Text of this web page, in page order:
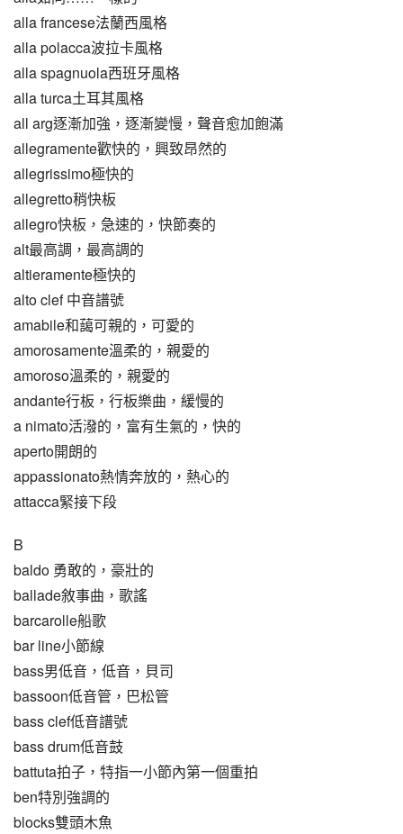
alla francese法蘭西風格
alla polacca波拉卡風格
alla spagnuola西班牙風格
alla turca土耳其風格
all arg逐漸加強，逐漸變慢，聲音愈加飽滿
allegramente歡快的，興致昂然的
allegrissimo極快的
allegretto稍快板
allegro快板，急速的，快節奏的
alt最高調，最高調的
altieramente極快的
alto clef 中音譜號
amabile和藹可親的，可愛的
amorosamente溫柔的，親愛的
amoroso溫柔的，親愛的
andante行板，行板樂曲，緩慢的
a nimato活潑的，富有生氣的，快的
aperto開朗的
appassionato熱情奔放的，熱心的
attacca緊接下段
B
baldo 勇敢的，豪壯的
ballade敘事曲，歌謠
barcarolle船歌
bar line小節線
bass男低音，低音，貝司
bassoon低音管，巴松管
bass clef低音譜號
bass drum低音鼓
battuta拍子，特指一小節內第一個重拍
ben特別強調的
blocks雙頭木魚